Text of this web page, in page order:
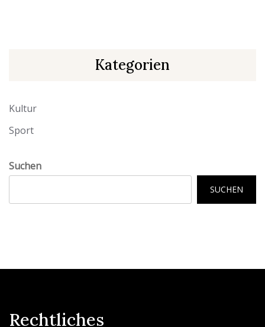
Kategorien
Kultur
Sport
Suchen
SUCHEN
Rechtliches